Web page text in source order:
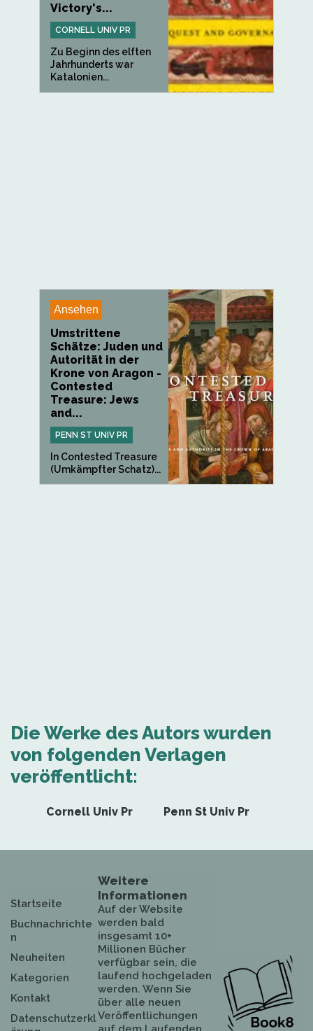
Victory's...
CORNELL UNIV PR
Zu Beginn des elften
Jahrhunderts war
Katalonien...
Ansehen
Umstrittene
Schätze: Juden und
Autorität in der
Krone von Aragon -
Contested
Treasure: Jews
and...
PENN ST UNIV PR
In Contested Treasure
(Umkämpfter Schatz)...
Die Werke des Autors wurden
von folgenden Verlagen
veröffentlicht:
Cornell Univ Pr Penn St Univ Pr
Startseite
Buchnachrichte
n
Neuheiten
Kategorien
Kontakt
Datenschutzerkl
Weitere
Informationen
Auf der Website
werden bald
insgesamt 10+
Millionen Bücher
verfügbar sein, die
laufend hochgeladen
werden. Wenn Sie
über alle neuen
Veröffentlichungen